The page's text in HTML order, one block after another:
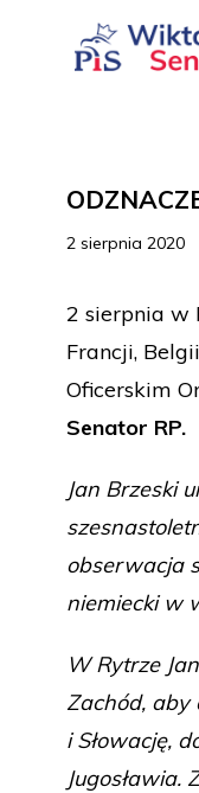
2 sierpnia 2020
2 sierpnia w
Francji,
Oficerskim
Senator RP.
Jan Brzeski
obserwacja
niemiecki w
W Rytrze
Zachód, aby
i Słowację,